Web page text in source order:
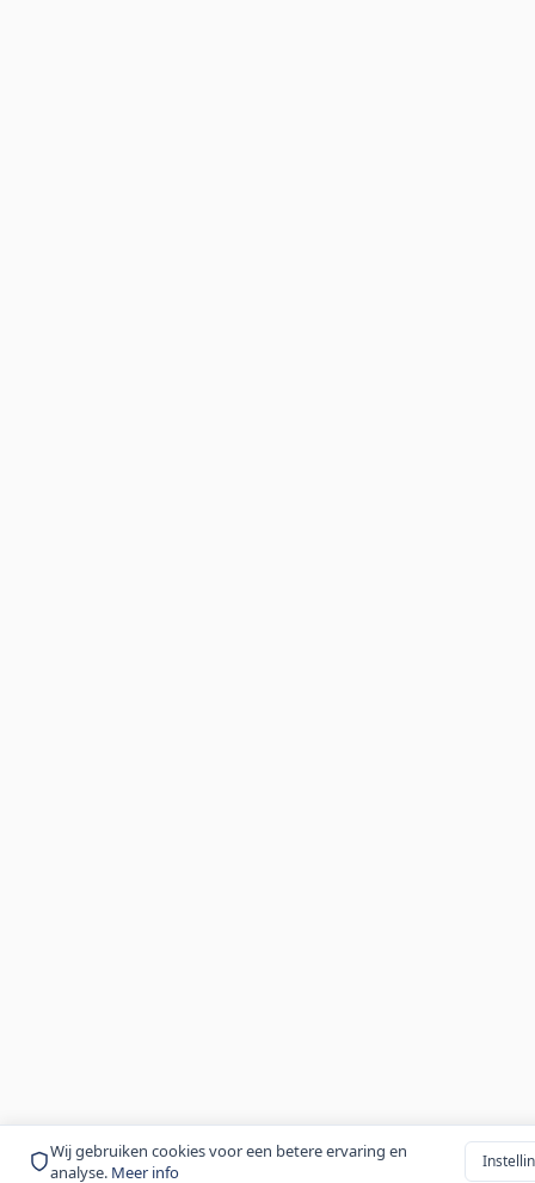
Wij gebruiken cookies voor een betere ervaring en
analyse. Meer info